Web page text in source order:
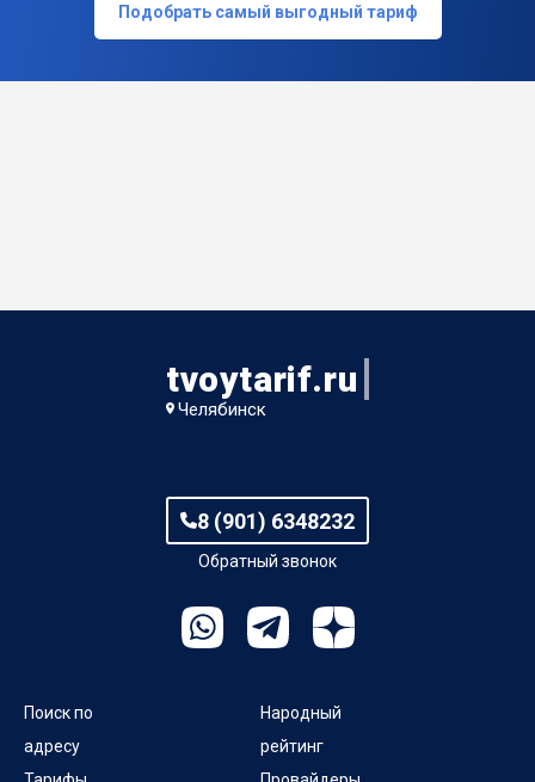
Подобрать самый выгодный тариф
tvoytarif.ru
Челябинск
8 (901) 6348232
Обратный звонок
Поиск по
адресу
Народный
рейтинг